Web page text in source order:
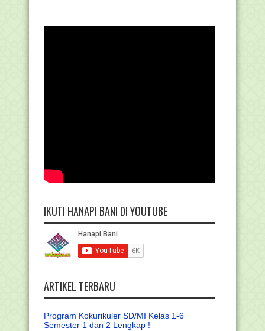
IKUTI HANAPI BANI DI YOUTUBE
ARTIKEL TERBARU
Program Kokurikuler SD/MI Kelas 1-6
Semester 1 dan 2 Lengkap !